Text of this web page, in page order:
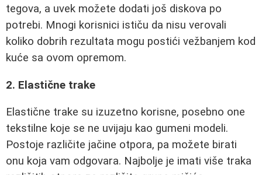
tegova, a uvek možete dodati još diskova po
potrebi. Mnogi korisnici ističu da nisu verovali
koliko dobrih rezultata mogu postići vežbanjem kod
kuće sa ovom opremom.
2. Elastične trake
Elastične trake su izuzetno korisne, posebno one
tekstilne koje se ne uvijaju kao gumeni modeli.
Postoje različite jačine otpora, pa možete birati
onu koja vam odgovara. Najbolje je imati više traka